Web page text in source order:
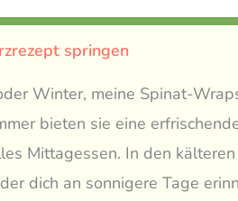
springen
Winter, meine Spinat-
bieten sie eine
Mittagessen. In den
dich an sonnigere Tage